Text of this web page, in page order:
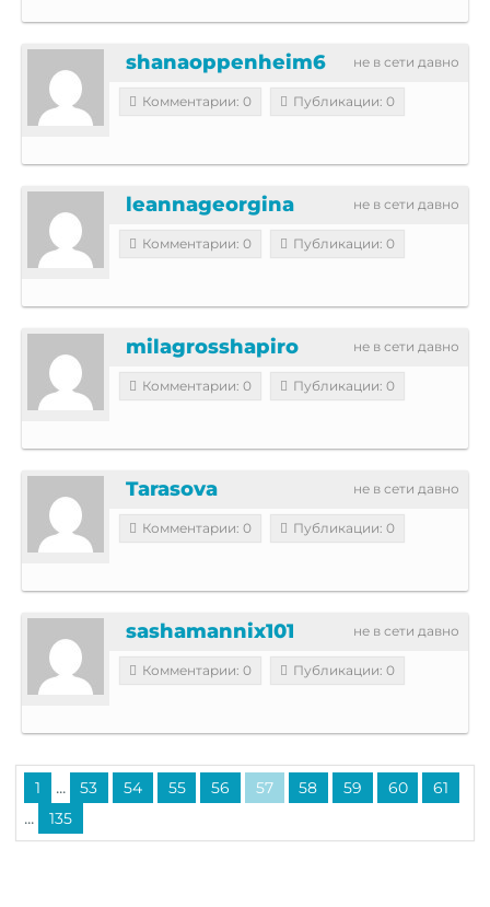
не в сети давно
shanaoppenheim6
Комментарии: 0 Публикации: 0
не в сети давно
leannageorgina
Комментарии: 0 Публикации: 0
не в сети давно
milagrosshapiro
Комментарии: 0 Публикации: 0
не в сети давно
Tarasova
Комментарии: 0 Публикации: 0
не в сети давно
sashamannix101
Комментарии: 0 Публикации: 0
1 ... 53 54 55 56 57 58 59 60 61
... 135